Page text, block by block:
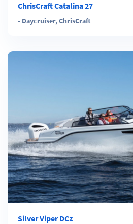
ChrisCraft Catalina 27
- Daycruiser,ChrisCraft
Silver Viper DCz